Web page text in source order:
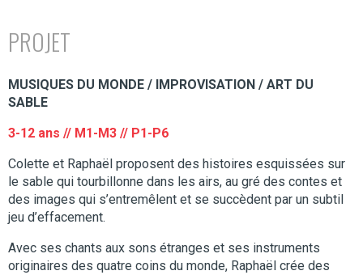
PROJET
MUSIQUES DU MONDE / IMPROVISATION / ART DU
SABLE
3-12 ans // M1-M3 // P1-P6
Colette et Raphaël proposent des histoires esquissées sur
le sable qui tourbillonne dans les airs, au gré des contes et
des images qui s’entremêlent et se succèdent par un subtil
jeu d’effacement.
Avec ses chants aux sons étranges et ses instruments
originaires des quatre coins du monde, Raphaël crée des